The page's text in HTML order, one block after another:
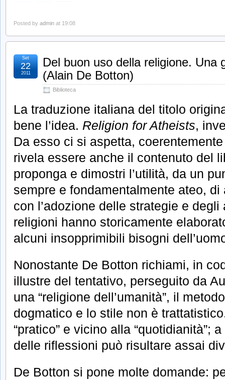
Posted by admin at 19:08
Del buon uso della religione. Una
(Alain De Botton)
Biblioteca
Set
22
2011
La traduzione italiana del titolo
bene l’idea. Religion for Atheists,
Da esso ci si aspetta,
rivela essere anche il contenuto del
proponga e dimostri l’utilità, da un
sempre e fondamentalmente ateo,
con l’adozione delle strategie e
religioni hanno storicamente
alcuni insopprimibili bisogni
Nonostante De Botton richiami, in
illustre del tentativo, perseguito da
una “religione dell’umanità”, il
dogmatico e lo stile non è
“pratico” e vicino alla “quotidianità”;
delle riflessioni può risultare assai
De Botton si pone molte domande: